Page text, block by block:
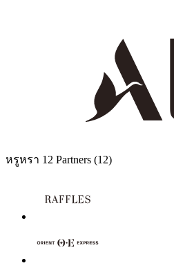
หรูหรา 12 Partners (12)